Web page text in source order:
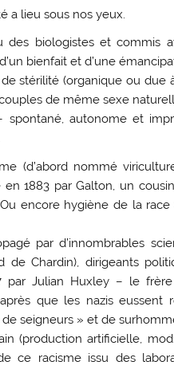
a lieu sous nos yeux.
des biologistes et
bienfait et d’une
stérilité (organique ou
de même sexe
spontané, autonome et
(d’abord nommé
en 1883 par Galton, un
Ou encore hygiène de la race
par d’innombrables
de Chardin), dirigeants
par Julian Huxley – le frère
que les nazis eussent
de seigneurs » et de
(production artificielle,
ce racisme issu des